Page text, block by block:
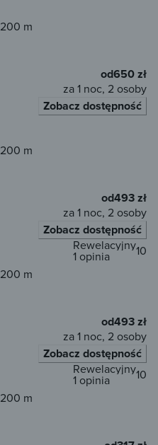
200 m
od650 zł
za 1 noc, 2 osoby
Zobacz dostępność
200 m
od493 zł
za 1 noc, 2 osoby
Zobacz dostępność
200 m
10
Rewelacyjny
1 opinia
od493 zł
za 1 noc, 2 osoby
Zobacz dostępność
200 m
10
Rewelacyjny
1 opinia